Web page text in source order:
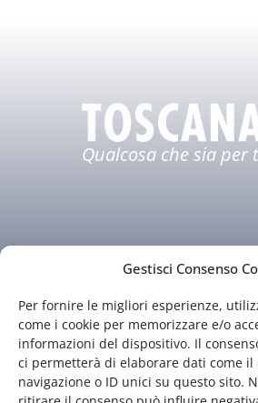
Gestisci Consenso
Per fornire le migliori esperienze,
come i cookie per memorizzare e/o
informazioni del dispositivo. Il
ci permetterà di elaborare dati come
navigazione o ID unici su questo sito.
Qualcosa che sia per
Chi siamo
Il nostro
Guida TV
Contatti